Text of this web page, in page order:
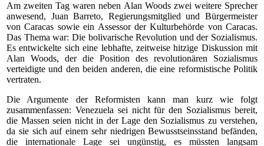
Am zweiten Tag waren neben Alan Woods zwei weitere Sprecher
anwesend, Juan Barreto, Regierungsmitglied und Bürgermeister
von Caracas sowie ein Assessor der Kulturbehörde von Caracas.
Das Thema war: Die bolivarische Revolution und der Sozialismus.
Es entwickelte sich eine lebhafte, zeitweise hitzige Diskussion mit
Alan Woods, der die Position des revolutionären Sozialismus
verteidigte und den beiden anderen, die eine reformistische Politik
vertraten.
Die Argumente der Reformisten kann man kurz wie folgt
zusammenfassen: Venezuela sei nicht für den Sozialismus bereit,
die Massen seien nicht in der Lage den Sozialismus zu verstehen,
da sie sich auf einem sehr niedrigen Bewusstseinsstand befänden,
die internationale Lage sei ungünstig, es müssten langsam